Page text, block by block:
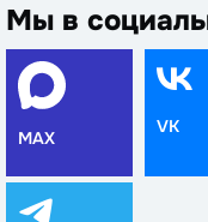
Мы в
MAX
VK